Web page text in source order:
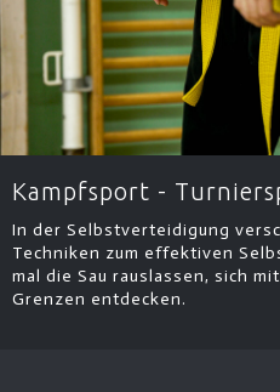
Kampfsport -
In der Selbstverteidigung
Techniken zum effektiven
mal die Sau rauslassen, sich
Grenzen entdecken.